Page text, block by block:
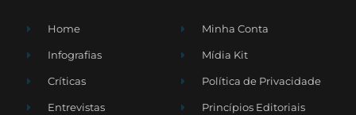
Home
Infografias
Críticas
Entrevistas
Minha Conta
Mídia Kit
Política de Privacidade
Princípios Editoriais